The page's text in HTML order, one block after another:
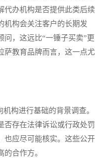
代办机构是否提供此类后续
机构会关注客户的长期发
问，这远比“一锤子买卖”更
萨教育品牌而言，这一点尤
构进行基础的背景调查。
否存在法律诉讼或行政处罚
也应尽可能核实。这些公开
合作方。